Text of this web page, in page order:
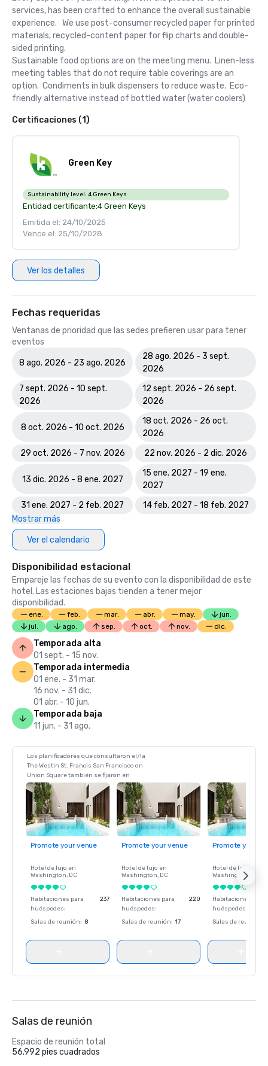
services, has been crafted to enhance the overall sustainable
experience.   We use post-consumer recycled paper for printed
materials, recycled-content paper for flip charts and double-
sided printing.
Sustainable food options are on the meeting menu.  Linen-less
meeting tables that do not require table coverings are an
option.  Condiments in bulk dispensers to reduce waste.  Eco-
friendly alternative instead of bottled water (water coolers)
Certificaciones (1)
Green Key
Sustainability level: 4 Green Keys
Entidad certificante:4 Green Keys
Emitida el: 24/10/2025
Vence el: 25/10/2028
Ver los detalles
Fechas requeridas
Ventanas de prioridad que las sedes prefieren usar para tener
eventos
8 ago. 2026 - 23 ago. 2026
28 ago. 2026 - 3 sept.
2026
7 sept. 2026 - 10 sept.
2026
12 sept. 2026 - 26 sept.
2026
8 oct. 2026 - 10 oct. 2026
18 oct. 2026 - 26 oct.
2026
29 oct. 2026 - 7 nov. 2026
22 nov. 2026 - 2 dic. 2026
13 dic. 2026 - 8 ene. 2027
15 ene. 2027 - 19 ene.
2027
31 ene. 2027 - 2 feb. 2027
14 feb. 2027 - 18 feb. 2027
Mostrar más
Ver el calendario
Disponibilidad estacional
Empareje las fechas de su evento con la disponibilidad de este
hotel. Las estaciones bajas tienden a tener mejor
disponibilidad.
ene. feb. mar. abr. may.
jun.
jul.
ago. sep. oct. nov. dic.
Temporada alta
01 sept. - 15 nov.
Temporada intermedia
01 ene. - 31 mar.
16 nov. - 31 dic.
01 abr. - 10 jun.
Temporada baja
11 jun. - 31 ago.
Los planificadores que consultaron el/la
The Westin St. Francis San Francisco on
Union Square también se fijaron en
Promote your venue
Hotel de lujo en
Washington, DC
Habitaciones para
huéspedes:
237
Salas de reunión: 8
Promote your venue
Hotel de lujo en
Washington, DC
Habitaciones para
huéspedes:
220
Salas de reunión: 17
Promote your
Hotel de lujo en
Washington
Habitaciones para
huéspedes
Salas de reunión
Salas de reunión
Espacio de reunión total
56.992 pies cuadrados